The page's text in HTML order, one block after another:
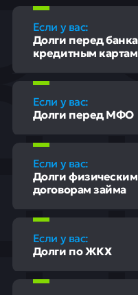
Если у вас:
Долги перед
кредитным картам
Если у вас:
Долги перед МФО
Если у вас:
Долги
договорам займа
Если у вас:
Долги по ЖКХ